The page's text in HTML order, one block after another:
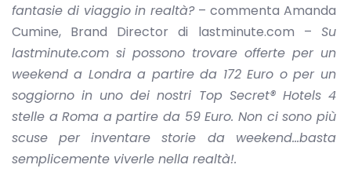
fantasie di viaggio in realtà?– commenta Amanda
Cumine, Brand Director di lastminute.com – Su
lastminute.com si possono trovare offerte per un
weekend a Londra a partire da 172 Euro o per un
soggiorno in uno dei nostri Top Secret® Hotels 4
stelle a Roma a partire da 59 Euro. Non ci sono più
scuse per inventare storie da weekend…basta
semplicemente viverle nella realtà!.